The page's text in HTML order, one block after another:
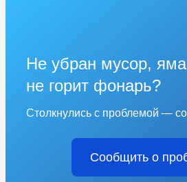
Не убран мусор,
не горит фонарь?
Столкнулись с проблемой —
Сообщить о